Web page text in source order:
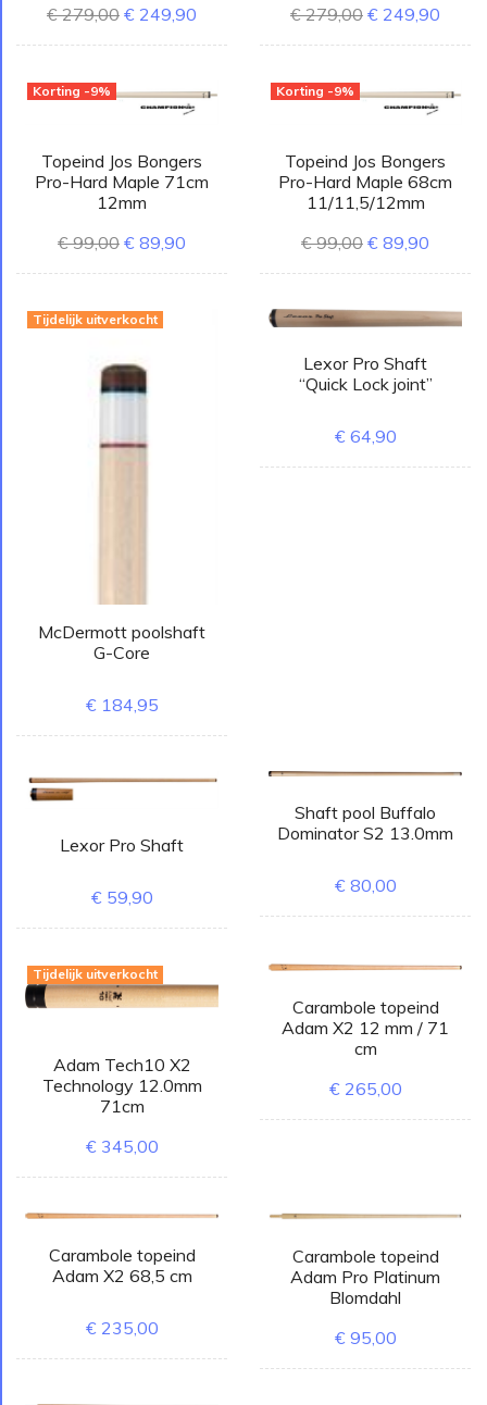
€ 279,00 € 249,90
€ 279,00 € 249,90
Korting -9%
Topeind Jos Bongers
Pro-Hard Maple 71cm
12mm
€ 99,00 € 89,90
Korting -9%
Topeind Jos Bongers
Pro-Hard Maple 68cm
11/11,5/12mm
€ 99,00 € 89,90
Tijdelijk uitverkocht
McDermott poolshaft
G-Core
€ 184,95
Lexor Pro Shaft
“Quick Lock joint”
€ 64,90
Lexor Pro Shaft
€ 59,90
Shaft pool Buffalo
Dominator S2 13.0mm
€ 80,00
Tijdelijk uitverkocht
Adam Tech10 X2
Technology 12.0mm
71cm
€ 345,00
Carambole topeind
Adam X2 12 mm / 71
cm
€ 265,00
Carambole topeind
Adam X2 68,5 cm
€ 235,00
Carambole topeind
Adam Pro Platinum
Blomdahl
€ 95,00